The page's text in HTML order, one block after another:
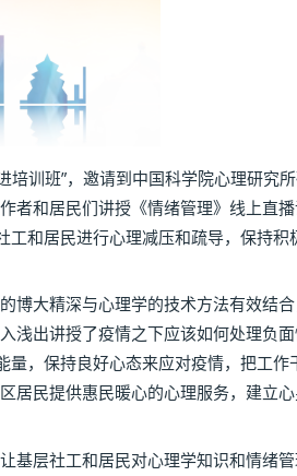
训班”，邀请到中国科学院心理研究
者和居民们讲授《情绪管理》线上直
工和居民进行心理减压和疏导，保持积
博大精深与心理学的技术方法有效结
浅出讲授了疫情之下应该如何处理负
量，保持良好心态来应对疫情，把工作
居民提供惠民暖心的心理服务，建立
层社工和居民对心理学知识和情绪